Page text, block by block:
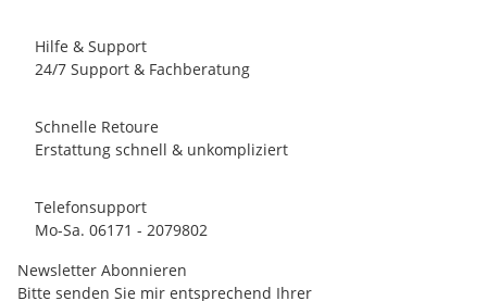
Hilfe & Support
24/7 Support & Fachberatung
Schnelle Retoure
Erstattung schnell & unkompliziert
Telefonsupport
Mo-Sa. 06171 - 2079802
Newsletter Abonnieren
Bitte senden Sie mir entsprechend Ihrer